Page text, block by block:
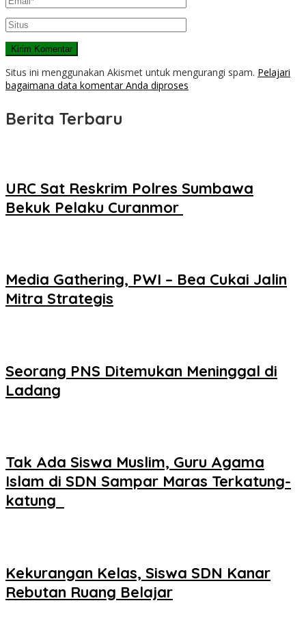
Situs ini menggunakan Akismet untuk mengurangi spam. Pelajari
bagaimana data komentar Anda diproses
Berita Terbaru
URC Sat Reskrim Polres Sumbawa
Bekuk Pelaku Curanmor ‎
Media Gathering, PWI – Bea Cukai Jalin
Mitra Strategis
Seorang PNS Ditemukan Meninggal di
Ladang
Tak Ada Siswa Muslim, Guru Agama
Islam di SDN Sampar Maras Terkatung-
katung ‎
Kekurangan Kelas, Siswa SDN Kanar
Rebutan Ruang Belajar